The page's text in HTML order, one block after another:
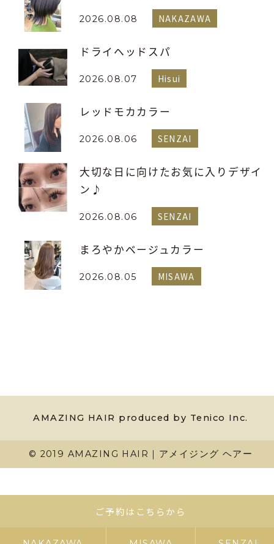
2026.08.08 NAKAZAWA
ドライヘッドスパ
2026.08.07 Hisui
レッドモカカラー
2026.08.06 SENZAI
大切な日に向けたお気に入りデザイ
ン♪
2026.08.06 SENZAI
まろやかベージュカラー
2026.08.05 MISAWA
AMAZING HAIR produced by Tenico Inc.
© 2019 AMAZING HAIR｜アメイジング ヘアー
ご予約はこちらから